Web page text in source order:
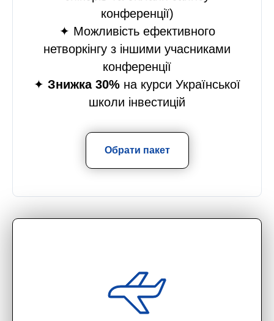
конференції)
✦ Можливість ефективного
нетворкінгу з іншими учасниками
конференції
✦ Знижка 30% на курси Української
школи інвестицій
Обрати пакет